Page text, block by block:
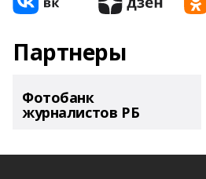
Партнеры
Фотобанк
журналистов РБ